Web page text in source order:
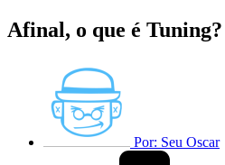
Afinal, o que é Tuning?
Por: Seu Oscar